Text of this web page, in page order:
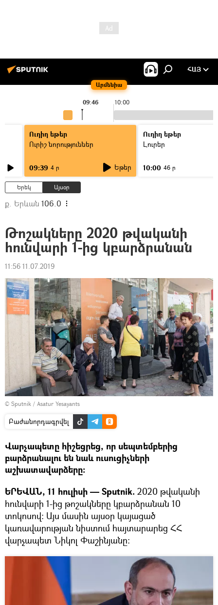
Արմենիա
ՀԱՅ
10:00
09:46
Ուղիղ եթեր
Ուրիշ նորություններ
09:39 4 ր Եթեր
Ուղիղ եթեր
Լուրեր
10:00 46 ր
Երեկ Այսօր
ք. Երևան 106.0
Թոշակները 2020 թվականի
հունվարի 1-ից կբարձրանան
11:56 11.07.2019
© Sputnik / Asatur Yesayants
Բաժանորդագրվել
Վարչապետը հիշեցրեց, որ սեպտեմբերից
բարձրանալու են նաև ուսուցիչների
աշխատավարձերը։
ԵՐԵՎԱՆ, 11 հուլիսի — Sputnik. 2020 թվականի
հունվարի 1-ից թոշակները կբարձրանան 10
տոկոսով: Այս մասին այսօր կայացած
կառավարության նիստում հայտարարեց ՀՀ
վարչապետ Նիկոլ Փաշինյանը: